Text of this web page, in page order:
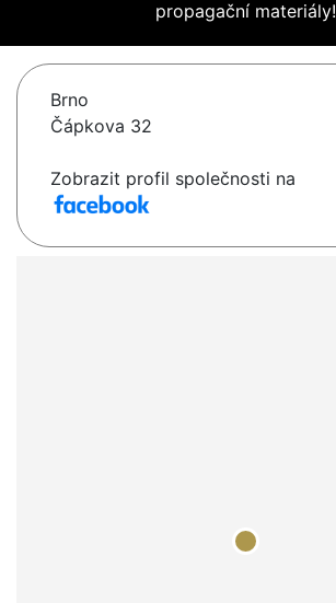
propagační materiály!
Brno
Čápkova 32
Zobrazit profil společnosti na